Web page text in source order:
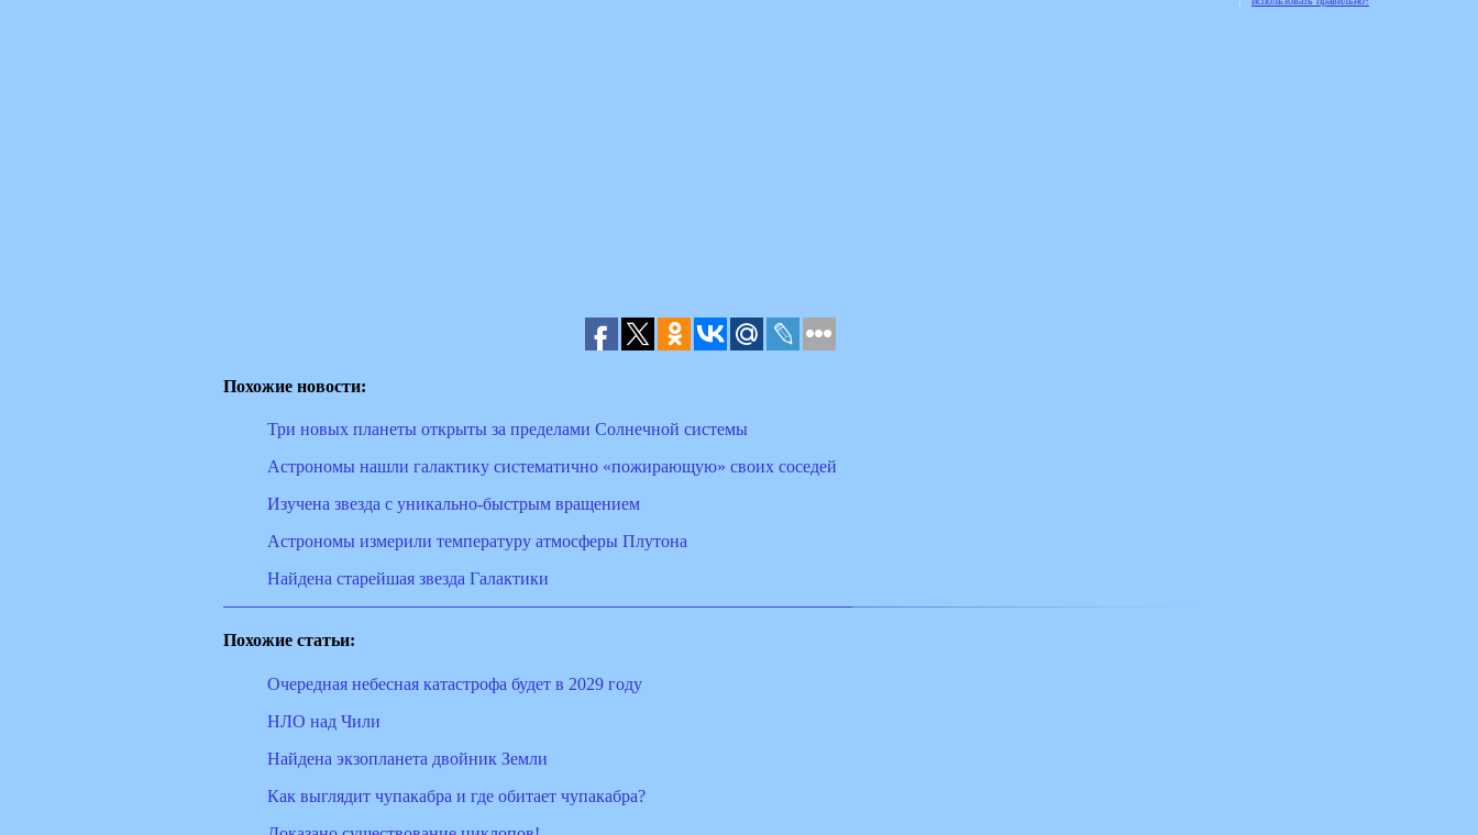
Похожие новости:
Три новых планеты открыты за пределами Солнечной системы
Астрономы нашли галактику систематично «пожирающую» своих соседей
Изучена звезда с уникально-быстрым вращением
Астрономы измерили температуру атмосферы Плутона
Найдена старейшая звезда Галактики
Похожие статьи:
Очередная небесная катастрофа будет в 2029 году
НЛО над Чили
Найдена экзопланета двойник Земли
Как выглядит чупакабра и где обитает чупакабра?